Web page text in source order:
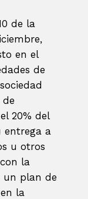
de la
en el
de
20% del
entrega a
u otros
la
un plan de
la